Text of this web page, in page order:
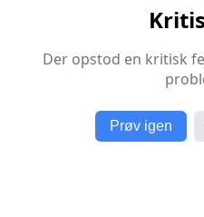
Der opstod en kritisk
Prøv igen